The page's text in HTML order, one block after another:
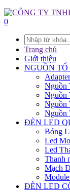
0
Trang chủ
Giới thiệu
NGUỒN TỔ
Nguồn
Nguồn
Nguồn
Nguồn
ĐÈN LED
Bóng
Led
Led
Thanh
Mạch
ĐÈN LED